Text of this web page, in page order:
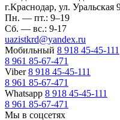
г.Краснодар, ул. Уральская
Пн. — пт.: 9–19
Сб. — вс.: 9-17
uazistkrd@yandex.ru
Мобильный 8 918 45-45-111
8 961 85-67-471
Viber8 918 45-45-111
8 961 85-67-471
Whatsapp 8 918 45-45-111
8 961 85-67-471
Мы в соцсетях